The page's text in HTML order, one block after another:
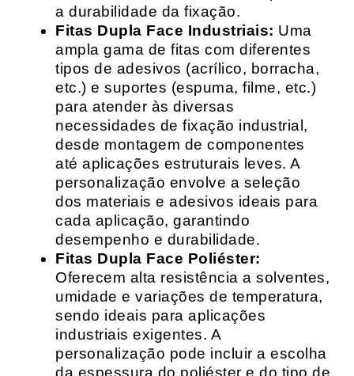
a durabilidade da fixação.
Fitas Dupla Face Industriais: Uma
ampla gama de fitas com diferentes
tipos de adesivos (acrílico, borracha,
etc.) e suportes (espuma, filme, etc.)
para atender às diversas
necessidades de fixação industrial,
desde montagem de componentes
até aplicações estruturais leves. A
personalização envolve a seleção
dos materiais e adesivos ideais para
cada aplicação, garantindo
desempenho e durabilidade.
Fitas Dupla Face Poliéster:
Oferecem alta resistência a solventes,
umidade e variações de temperatura,
sendo ideais para aplicações
industriais exigentes. A
personalização pode incluir a escolha
da espessura do poliéster e do tipo de